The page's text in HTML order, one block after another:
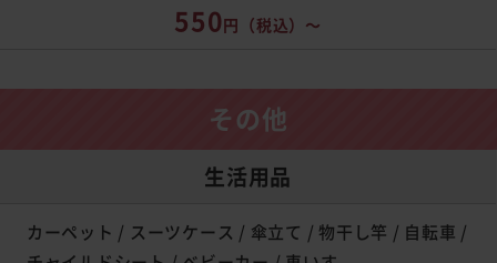
550円 （税込）～
その他
生活用品
カーペット / スーツケース / 傘立て / 物干し竿 / 自転車 /